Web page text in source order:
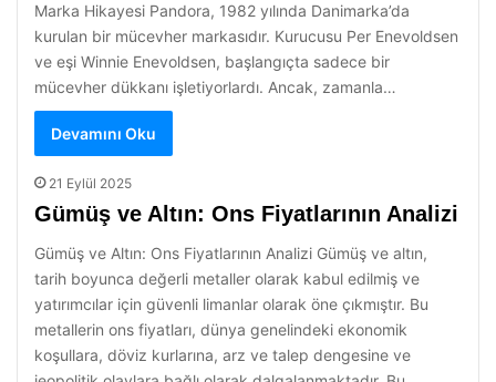
Marka Hikayesi Pandora, 1982 yılında Danimarka’da
kurulan bir mücevher markasıdır. Kurucusu Per Enevoldsen
ve eşi Winnie Enevoldsen, başlangıçta sadece bir
mücevher dükkanı işletiyorlardı. Ancak, zamanla…
Devamını Oku
21 Eylül 2025
Gümüş ve Altın: Ons Fiyatlarının Analizi
Gümüş ve Altın: Ons Fiyatlarının Analizi Gümüş ve altın,
tarih boyunca değerli metaller olarak kabul edilmiş ve
yatırımcılar için güvenli limanlar olarak öne çıkmıştır. Bu
metallerin ons fiyatları, dünya genelindeki ekonomik
koşullara, döviz kurlarına, arz ve talep dengesine ve